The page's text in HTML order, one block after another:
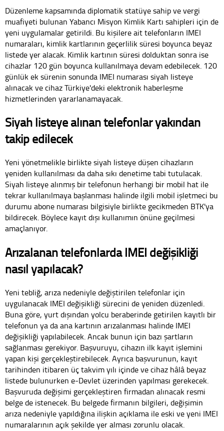
Düzenleme kapsamında diplomatik statüye sahip ve vergi
muafiyeti bulunan Yabancı Misyon Kimlik Kartı sahipleri için de
yeni uygulamalar getirildi. Bu kişilere ait telefonların IMEI
numaraları, kimlik kartlarının geçerlilik süresi boyunca beyaz
listede yer alacak. Kimlik kartının süresi dolduktan sonra ise
cihazlar 120 gün boyunca kullanılmaya devam edebilecek. 120
günlük ek sürenin sonunda IMEI numarası siyah listeye
alınacak ve cihaz Türkiye'deki elektronik haberleşme
hizmetlerinden yararlanamayacak.
Siyah listeye alınan telefonlar yakından
takip edilecek
Yeni yönetmelikle birlikte siyah listeye düşen cihazların
yeniden kullanılması da daha sıkı denetime tabi tutulacak.
Siyah listeye alınmış bir telefonun herhangi bir mobil hat ile
tekrar kullanılmaya başlanması halinde ilgili mobil işletmeci bu
durumu abone numarası bilgisiyle birlikte gecikmeden BTK'ya
bildirecek. Böylece kayıt dışı kullanımın önüne geçilmesi
amaçlanıyor.
Arızalanan telefonlarda IMEI değişikliği
nasıl yapılacak?
Yeni tebliğ, arıza nedeniyle değiştirilen telefonlar için
uygulanacak IMEI değişikliği sürecini de yeniden düzenledi.
Buna göre, yurt dışından yolcu beraberinde getirilen kayıtlı bir
telefonun ya da ana kartının arızalanması halinde IMEI
değişikliği yapılabilecek. Ancak bunun için bazı şartların
sağlanması gerekiyor. Başvuruyu, cihazın ilk kayıt işlemini
yapan kişi gerçekleştirebilecek. Ayrıca başvurunun, kayıt
tarihinden itibaren üç takvim yılı içinde ve cihaz hâlâ beyaz
listede bulunurken e-Devlet üzerinden yapılması gerekecek.
Başvuruda değişimi gerçekleştiren firmadan alınacak resmi
belge de istenecek. Bu belgede firmanın bilgileri, değişimin
arıza nedeniyle yapıldığına ilişkin açıklama ile eski ve yeni IMEI
numaralarının açık şekilde yer alması zorunlu olacak.